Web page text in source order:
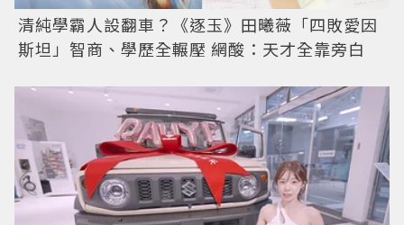
清純學霸人設翻車？《逐玉》田曦薇「四敗愛因
斯坦」智商、學歷全輾壓 網酸：天才全靠旁白